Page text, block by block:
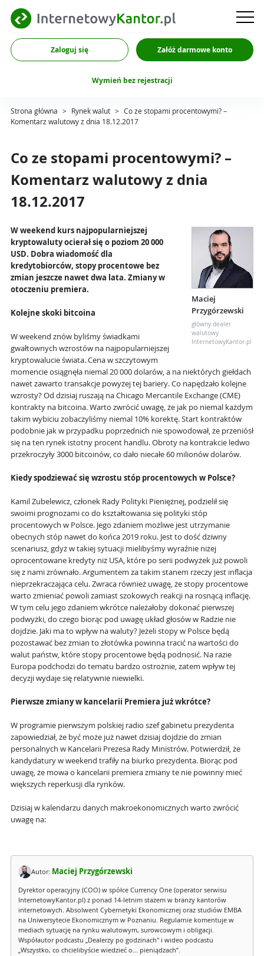
Zaloguj się Załóż darmowe konto
Wymień bez rejestracji
Strona główna > Rynek walut > Co ze stopami procentowymi? –
Komentarz walutowy z dnia 18.12.2017
Co ze stopami procentowymi? –
Komentarz walutowy z dnia
18.12.2017
Maciej
Przygórzewski
główny dealer
walutowy
InternetowyKantor.pl
W weekend kurs najpopularniejszej
kryptowaluty ocierał się o poziom 20 000
USD. Dobra wiadomość dla
kredytobiorców, stopy procentowe bez
zmian jeszcze nawet dwa lata. Zmiany w
otoczeniu premiera.
Kolejne skoki bitcoina
W weekend znów byliśmy świadkami
gwałtownych wzrostów na najpopularniejszej
kryptowalucie świata. Cena w szczytowym
momencie osiągnęła niemal 20 000 dolarów, a na niektórych giełdach
nawet zawarto transakcje powyżej tej bariery. Co napędzało kolejne
wzrosty? Od dzisiaj ruszają na Chicago Mercantile Exchange (CME)
kontrakty na bitcoina. Warto zwrócić uwagę, że jak po niemal każdym
takim wybiciu zobaczyliśmy niemal 10% korektę. Start kontraktów
podobnie jak w przypadku poprzednich nie spowodował, że przeniósł
się na ten rynek istotny procent handlu. Obroty na kontrakcie ledwo
przekroczyły 3000 bitcoinów, co dało niecałe 60 milionów dolarów.
Kiedy spodziewać się wzrostu stóp procentowych w Polsce?
Kamil Zubelewicz, członek Rady Polityki Pieniężnej, podzielił się
swoimi prognozami co do kształtowania się polityki stóp
procentowych w Polsce. Jego zdaniem możliwe jest utrzymanie
obecnych stóp nawet do końca 2019 roku. Jest to dość dziwny
scenariusz, gdyż w takiej sytuacji mielibyśmy wyraźnie niżej
oprocentowane kredyty niż USA, które po serii podwyżek już powoli
się z nami zrównało. Argumentem za takim stanem rzeczy jest inflacja
nieprzekraczająca celu. Zwraca również uwagę, że stopy procentowe
warto zmieniać powoli zamiast szokowych reakcji na rosnącą inflację.
W tym celu jego zdaniem wkrótce należałoby dokonać pierwszej
podwyżki, do czego biorąc pod uwagę układ głosów w Radzie nie
dojdzie. Jaki ma to wpływ na waluty? Jeżeli stopy w Polsce będą
pozostawać bez zmian to złotówka powinna tracić na wartości do
walut państw, które stopy procentowe będą podnosić. Na razie
Europa podchodzi do tematu bardzo ostrożnie, zatem wpływ tej
decyzji wydaje się relatywnie niewielki.
Pierwsze zmiany w kancelarii Premiera już wkrótce?
W programie pierwszym polskiej radio szef gabinetu prezydenta
zapowiedział, że być może już nawet dzisiaj dojdzie do zmian
personalnych w Kancelarii Prezesa Rady Ministrów. Potwierdził, że
kandydatury w weekend trafiły na biurko prezydenta. Biorąc pod
uwagę, że mowa o kancelarii premiera zmiany te nie powinny mieć
większych reperkusji dla rynków.
Dzisiaj w kalendarzu danych makroekonomicznych warto zwrócić
uwagę na:
Autor: Maciej Przygórzewski
Dyrektor operacyjny (COO) w spółce Currency One (operator serwisu
InternetowyKantor.pl) z ponad 14-letnim stażem w branży kantorów
internetowych. Absolwent Cybernetyki Ekonomicznej oraz studiów EMBA
na Uniwersytecie Ekonomicznym w Poznaniu. Regularnie komentuje w
mediach sytuację na rynku walutowym, surowcowym i obligacji.
Współautor podcastu „Dealerzy po godzinach" i wideo podcastu
„Wszystko, co chcielibyście wiedzieć o... pieniądzach”.